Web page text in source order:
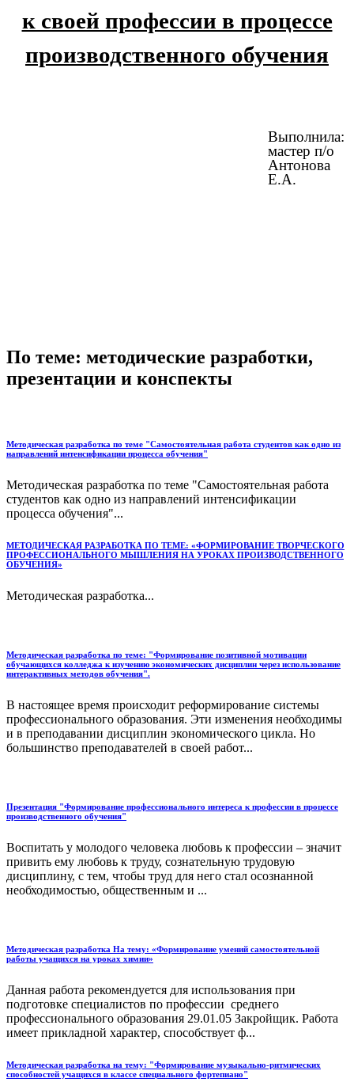
к своей профессии в процессе
производственного обучения
Выполнила:
мастер п/о
Антонова
Е.А.
По теме: методические разработки,
презентации и конспекты
Методическая разработка по теме "Самостоятельная работа студентов как одно из
направлений интенсификации процесса обучения"
Методическая разработка по теме "Самостоятельная работа
студентов как одно из направлений интенсификации
процесса обучения"...
МЕТОДИЧЕСКАЯ РАЗРАБОТКА ПО ТЕМЕ: «ФОРМИРОВАНИЕ ТВОРЧЕСКОГО
ПРОФЕССИОНАЛЬНОГО МЫШЛЕНИЯ НА УРОКАХ ПРОИЗВОДСТВЕННОГО
ОБУЧЕНИЯ»
Методическая разработка...
Методическая разработка по теме: "Формирование позитивной мотивации
обучающихся колледжа к изучению экономических дисциплин через использование
интерактивных методов обучения".
В настоящее время происходит реформирование системы
профессионального образования. Эти изменения необходимы
и в преподавании дисциплин экономического цикла. Но
большинство преподавателей в своей работ...
Презентация "Формирование профессионального интереса к профессии в процессе
производственного обучения"
Воспитать у молодого человека любовь к профессии – значит
привить ему любовь к труду, сознательную трудовую
дисциплину, с тем, чтобы труд для него стал осознанной
необходимостью, общественным и ...
Методическая разработка На тему: «Формирование умений самостоятельной
работы учащихся на уроках химии»
Данная работа рекомендуется для использования при
подготовке специалистов по профессии среднего
профессионального образования 29.01.05 Закройщик. Работа
имеет прикладной характер, способствует ф...
Методическая разработка на тему: "Формирование музыкально-ритмических
способностей учащихся в классе специального фортепиано"